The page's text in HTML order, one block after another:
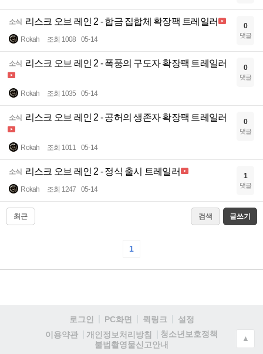
소식 리스크 오브 레인 2 - 합금 집합체 확장팩 트레일러
Rokah 조회 1008 05-14
0
댓글
소식 리스크 오브 레인 2 - 폭풍의 구도자 확장팩 트레일러
Rokah 조회 1035 05-14
0
댓글
소식 리스크 오브 레인 2 - 공허의 생존자 확장팩 트레일러
Rokah 조회 1011 05-14
0
댓글
소식 리스크 오브 레인 2 - 정식 출시 트레일러
Rokah 조회 1247 05-14
1
댓글
최근 검색 글쓰기
1
로그인 PC화면 퀵링크
설정
이용약관
개인정보처리방침
청소년보호정책
불법촬영물신고안내
▲